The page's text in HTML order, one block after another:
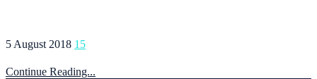
5 August 2018 15
Continue Reading...